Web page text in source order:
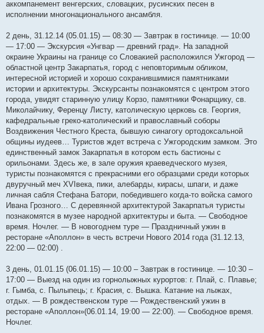
аккомпанемент венгерских, словацких, русинских песен в
исполнении многонационального ансамбля.
2 день, 31.12.14 (05.01.15) — 08:30 — Завтрак в гостинице. — 10:00
— 17:00 — Экскурсия «Унгвар — древний град». На западной
окраине Украины на границе со Словакией расположился Ужгород —
областной центр Закарпатья, город с неповторимым обликом,
интересной историей и хорошо сохранившимися памятниками
истории и архитектуры. Экскурсанты познакомятся с центром этого
города, увидят старинную улицу Корзо, памятники Фонарщику, св.
Миколайчику, Ференцу Листу, католическую церковь св. Георгия,
кафедральные греко-католический и православный соборы
Воздвижения Честного Креста, бывшую синагогу ортодоксальной
общины иудеев… Туристов ждет встреча с Ужгородским замком. Это
единственный замок Закарпатья в котором есть бастионы с
орильонами. Здесь же, в зале оружия краеведческого музея,
туристы познакомятся с прекрасними его образцами среди которых
двуручный меч XVIвека, пики, алебарды, кирасы, шпаги, и даже
личная сабля Стефана Батори, победившего когда-то войска самого
Ивана Грозного… С деревянной архитектурой Закарпатья туристы
познакомятся в музее народной архитектуры и быта. — Свободное
время. Ночлег. — В новогоднем туре — Праздничный ужин в
ресторане «Аполлон» в честь встречи Нового 2014 года (31.12.13,
22:00 — 02:00) .
3 день, 01.01.15 (06.01.15) — 10:00 – Завтрак в гостинице. — 10:30 –
17:00 — Выезд на один из горнолыжных курортов: г. Плай, с. Плавье;
г. Гымба, с. Пылыпець; г. Красия, с. Вышка. Катание на лыжах,
отдых. — В рождественском туре — Рождественский ужин в
ресторане «Аполлон»(06.01.14, 19:00 — 22:00). — Свободное время.
Ночлег.